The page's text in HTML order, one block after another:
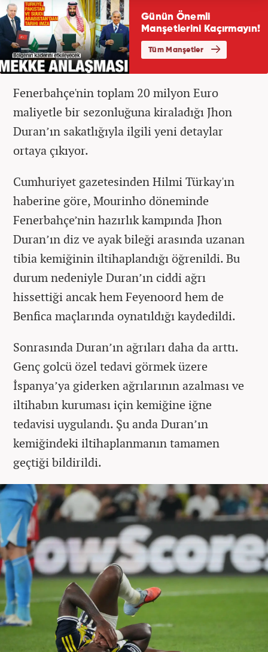
Fenerbahçe'nin toplam 20 milyon Euro
maliyetle bir sezonluğuna kiraladığı Jhon
Duran’ın sakatlığıyla ilgili yeni detaylar
ortaya çıkıyor.
Cumhuriyet gazetesinden Hilmi Türkay'ın
haberine göre, Mourinho döneminde
Fenerbahçe’nin hazırlık kampında Jhon
Duran’ın diz ve ayak bileği arasında uzanan
tibia kemiğinin iltihaplandığı öğrenildi. Bu
durum nedeniyle Duran’ın ciddi ağrı
hissettiği ancak hem Feyenoord hem de
Benfica maçlarında oynatıldığı kaydedildi.
Sonrasında Duran’ın ağrıları daha da arttı.
Genç golcü özel tedavi görmek üzere
İspanya’ya giderken ağrılarının azalması ve
iltihabın kuruması için kemiğine iğne
tedavisi uygulandı. Şu anda Duran’ın
kemiğindeki iltihaplanmanın tamamen
geçtiği bildirildi.